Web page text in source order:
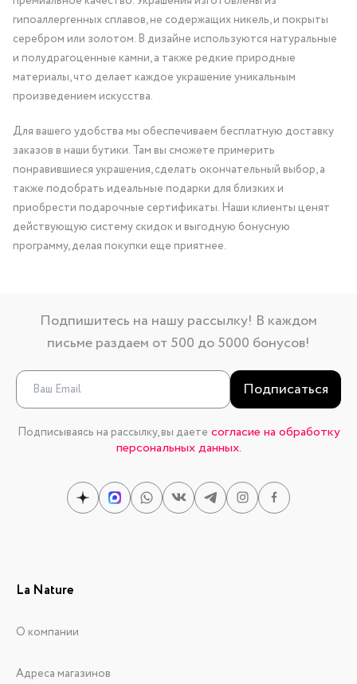
гипоаллергенных сплавов, не содержащих никель, и покрыты
серебром или золотом. В дизайне используются натуральные
и полудрагоценные камни, а также редкие природные
материалы, что делает каждое украшение уникальным
произведением искусства.
Для вашего удобства мы обеспечиваем бесплатную доставку
заказов в наши бутики. Там вы сможете примерить
понравившиеся украшения, сделать окончательный выбор, а
также подобрать идеальные подарки для близких и
приобрести подарочные сертификаты. Наши клиенты ценят
действующую систему скидок и выгодную бонусную
программу, делая покупки еще приятнее.
Подпишитесь на нашу рассылку! В каждом
письме раздаем от 500 до 5000 бонусов!
Подписаться
Подписываясь на рассылку, вы даете согласие на обработку
персональных данных.
La Nature
О компании
Адреса магазинов